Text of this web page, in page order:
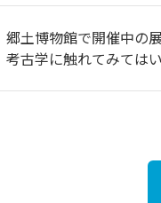
郷土博物館で開催中の
考古学に触れてみては